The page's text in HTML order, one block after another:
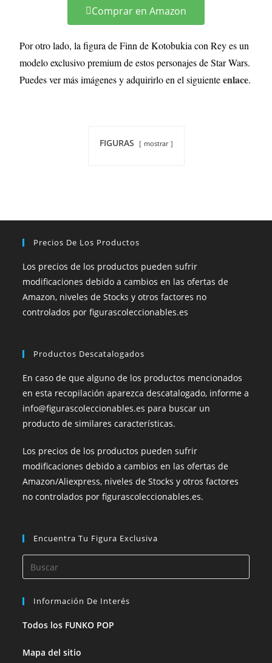
Comprar en Amazon
Por otro lado, la figura de Finn de Kotobukia con Rey es un
modelo exclusivo premium de estos personajes de Star Wars.
Puedes ver más imágenes y adquirirlo en el siguienteenlace.
FIGURAS mostrar
Precios De Los Productos
Los precios de los productos pueden sufrir
modificaciones debido a cambios en las ofertas de
Amazon, niveles de Stocks y otros factores no
controlados por figurascoleccionables.es
Productos Descatalogados
En caso de que alguno de los productos mencionados
en esta recopilación aparezca descatalogado, informe a
info@figurascoleccionables.es para buscar un
producto de similares características.
Los precios de los productos pueden sufrir
modificaciones debido a cambios en las ofertas de
Amazon/Aliexpress, niveles de Stocks y otros factores
no controlados por figurascoleccionables.es.
Encuentra Tu Figura Exclusiva
Información De Interés
Todos los FUNKO POP
Mapa del sitio